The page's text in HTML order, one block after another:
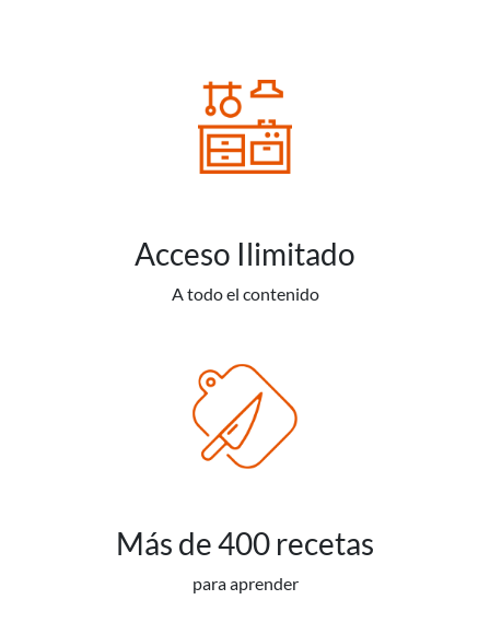
Acceso Ilimitado
A todo el contenido
Más de 400 recetas
para aprender